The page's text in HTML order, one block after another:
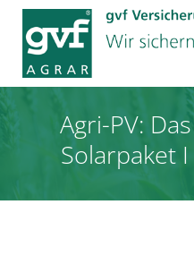
Agri-PV:
Solarpaket